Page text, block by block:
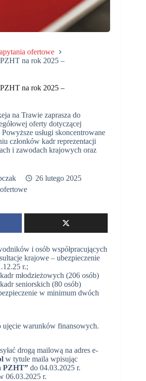
ofertowe
na rok 2025 –
na rok 2025 –
na Trawie zaprasza do
oferty dotyczącej
usługi skoncentrowane
członków kadr reprezentacji
i zawodach krajowych oraz
26 lutego 2025
i osób współpracujących
krajowe – ubezpieczenie
r.;
młodzieżowych (206 osób)
seniorskich (80 osób)
w minimum dwóch
ujęcie warunków finansowych.
drogą mailową na adres e-
w tytule maila wpisując
PZHT” do 04.03.2025 r.
06.03.2025 r.